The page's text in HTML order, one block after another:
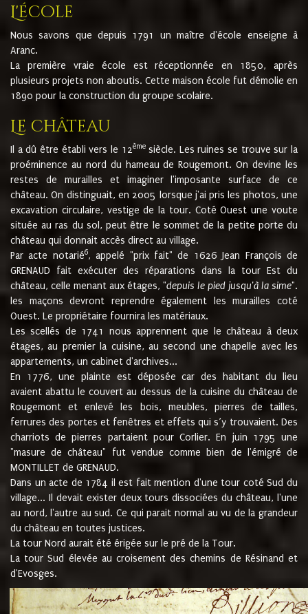
L'école
Nous savons que depuis 1791 un maître d'école enseigne à
Aranc.
La première vraie école est réceptionnée en 1850, après
plusieurs projets non aboutis. Cette maison école fut démolie en
1890 pour la construction du groupe scolaire.
Le château
Il a dû être établi vers le 12èmesiècle. Les ruines se trouve sur la
proéminence au nord du hameau de Rougemont. On devine les
restes de murailles et imaginer l'imposante surface de ce
château. On distinguait, en 2005 lorsque j'ai pris les photos, une
excavation circulaire, vestige de la tour. Coté Ouest une voute
située au ras du sol, peut être le sommet de la petite porte du
château qui donnait accès direct au village.
Par acte notarié6, appelé "prix fait" de 1626 Jean François de
GRENAUD fait exécuter des réparations dans la tour Est du
château, celle menant aux étages, "depuis le pied jusqu'à la sime".
les maçons devront reprendre également les murailles coté
Ouest. Le propriétaire fournira les matériaux.
Les scellés de 1741 nous apprennent que le château à deux
étages, au premier la cuisine, au second une chapelle avec les
appartements, un cabinet d'archives...
En 1776, une plainte est déposée car des habitant du lieu
avaient abattu le couvert au dessus de la cuisine du château de
Rougemont et enlevé les bois, meubles, pierres de tailles,
ferrures des portes et fenêtres et effets qui s’y trouvaient. Des
charriots de pierres partaient pour Corlier. En juin 1795 une
"masure de château" fut vendue comme bien de l'émigré de
MONTILLET de GRENAUD.
Dans un acte de 1784 il est fait mention d'une tour coté Sud du
village... Il devait exister deux tours dissociées du château, l'une
au nord, l'autre au sud. Ce qui parait normal au vu de la grandeur
du château en toutes justices.
La tour Nord aurait été érigée sur le pré de la Tour.
La tour Sud élevée au croisement des chemins de Résinand et
d'Evosges.